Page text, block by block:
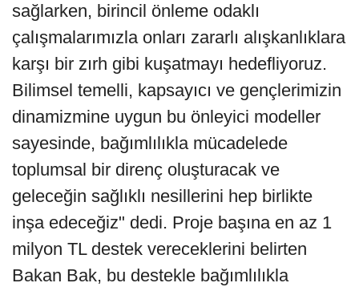
sağlarken, birincil önleme odaklı
çalışmalarımızla onları zararlı alışkanlıklara
karşı bir zırh gibi kuşatmayı hedefliyoruz.
Bilimsel temelli, kapsayıcı ve gençlerimizin
dinamizmine uygun bu önleyici modeller
sayesinde, bağımlılıkla mücadelede
toplumsal bir direnç oluşturacak ve
geleceğin sağlıklı nesillerini hep birlikte
inşa edeceğiz" dedi. Proje başına en az 1
milyon TL destek vereceklerini belirten
Bakan Bak, bu destekle bağımlılıkla